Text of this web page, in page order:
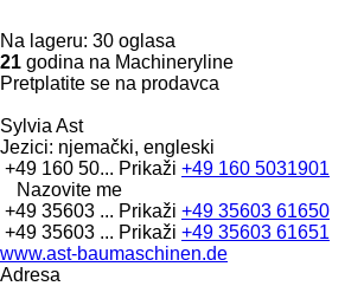
Na lageru: 30 oglasa
21 godina na Machineryline
Pretplatite se na prodavca
Sylvia Ast
Jezici: njemački, engleski
+49 160 50... Prikaži +49 160 5031901
Nazovite me
+49 35603 ... Prikaži +49 35603 61650
+49 35603 ... Prikaži +49 35603 61651
www.ast-baumaschinen.de
Adresa